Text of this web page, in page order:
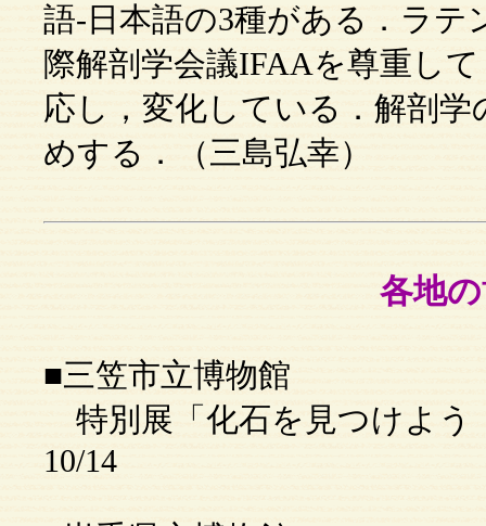
語-日本語の3種がある．ラテ
際解剖学会議IFAAを尊重し
応し，変化している．解剖
めする．（三島弘幸）
各地
■三笠市立博物館
特別展「化石を見つけよう
10/14